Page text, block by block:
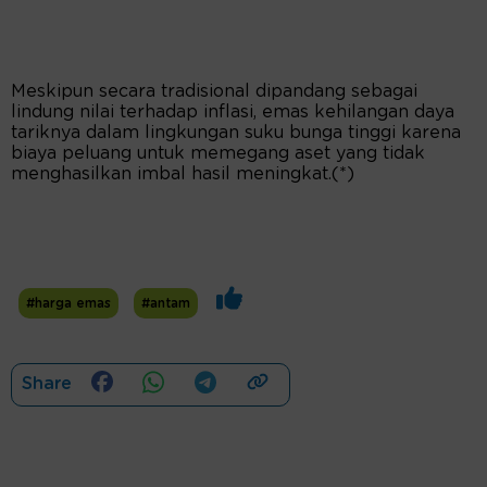
Meskipun secara tradisional dipandang sebagai
lindung nilai terhadap inflasi, emas kehilangan daya
tariknya dalam lingkungan suku bunga tinggi karena
biaya peluang untuk memegang aset yang tidak
menghasilkan imbal hasil meningkat.(*)
#harga emas #antam
Share